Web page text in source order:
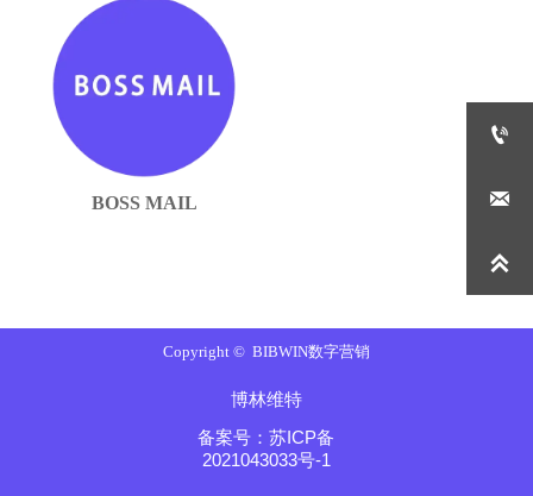
BOSS MAIL
Copyright © BIBWIN数字营销
博林维特
备案号：苏ICP备
2021043033号-1


